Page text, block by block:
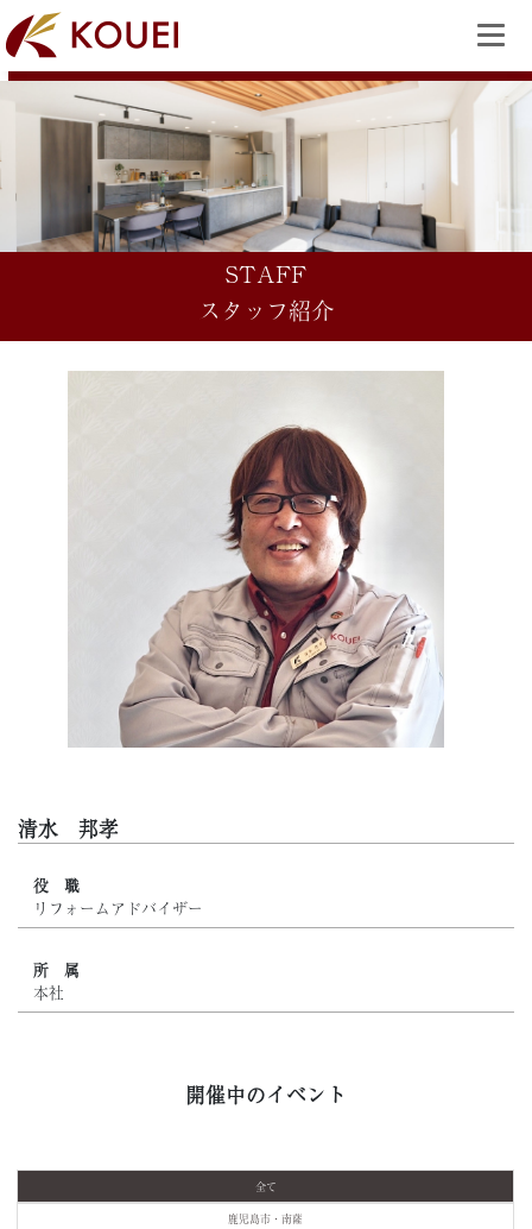
STAFF
スタッフ紹介
清水 邦孝
役 職
リフォームアドバイザー
所 属
本社
開催中のイベント
全て
鹿児島市・南薩